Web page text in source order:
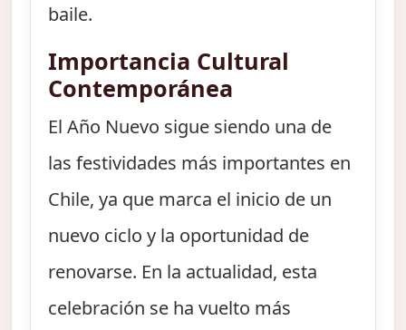
baile.
Importancia Cultural
Contemporánea
El Año Nuevo sigue siendo una de
las festividades más importantes en
Chile, ya que marca el inicio de un
nuevo ciclo y la oportunidad de
renovarse. En la actualidad, esta
celebración se ha vuelto más